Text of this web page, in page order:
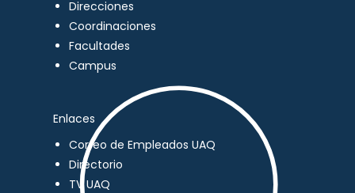
Direcciones
Coordinaciones
Facultades
Campus
Enlaces
Correo de Empleados UAQ
Directorio
TV UAQ